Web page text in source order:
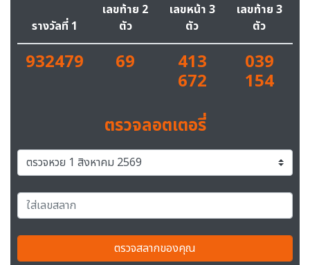
รางวัลที่ 1
เลขท้าย 2
ตัว
เลขหน้า 3
ตัว
เลขท้าย 3
ตัว
932479 69 413
672
039
154
ตรวจลอตเตอรี่
ตรวจสลากของคุณ